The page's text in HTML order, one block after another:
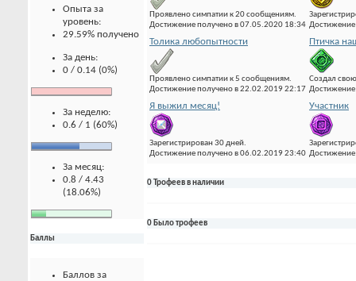
Опыта за
уровень:
29.59% получено
За день:
0 / 0.14 (0%)
За неделю:
0.6 / 1 (60%)
За месяц:
0.8 / 4.43
(18.06%)
Баллы
Баллов за
Проявлено симпатии к 20 сообщениям.
Достижение получено в 07.05.2020 18:34
Толика любопытности
Проявлено симпатии к 5 сообщениям.
Достижение получено в 22.02.2019 22:17
Птичка
Создал
Я выжил месяц!
Зарегистрирован 30 дней.
Достижение получено в 06.02.2019 23:40
Участник
0 Трофеев в наличии
0 Было трофеев